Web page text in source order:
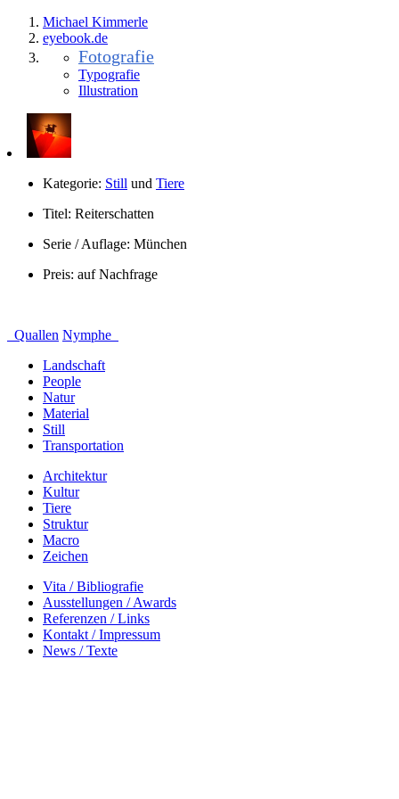
Michael Kimmerle
eyebook.de
Fotografie
Typografie
Illustration
Kategorie: Still und Tiere
Titel: Reiterschatten
Serie / Auflage: München
Preis: auf Nachfrage
Quallen Nymphe
Landschaft
People
Natur
Material
Still
Transportation
Architektur
Kultur
Tiere
Struktur
Macro
Zeichen
Vita / Bibliografie
Ausstellungen / Awards
Referenzen / Links
Kontakt / Impressum
News / Texte